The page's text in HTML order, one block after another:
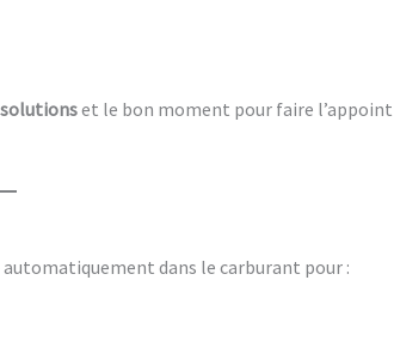
solutionset le bon moment pour faire l’appoint
dans le carburant pour :